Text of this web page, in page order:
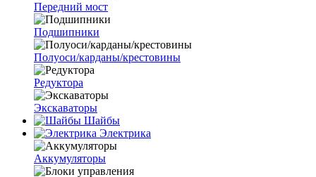
Передний мост
Подшипники
Полуоси/карданы/крестовины
Редуктора
Экскаваторы
Шайбы
Электрика
Аккумуляторы